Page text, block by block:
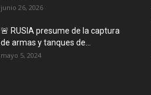
junio 26, 2026
🚨 RUSIA presume de la captura
de armas y tanques de...
mayo 5, 2024